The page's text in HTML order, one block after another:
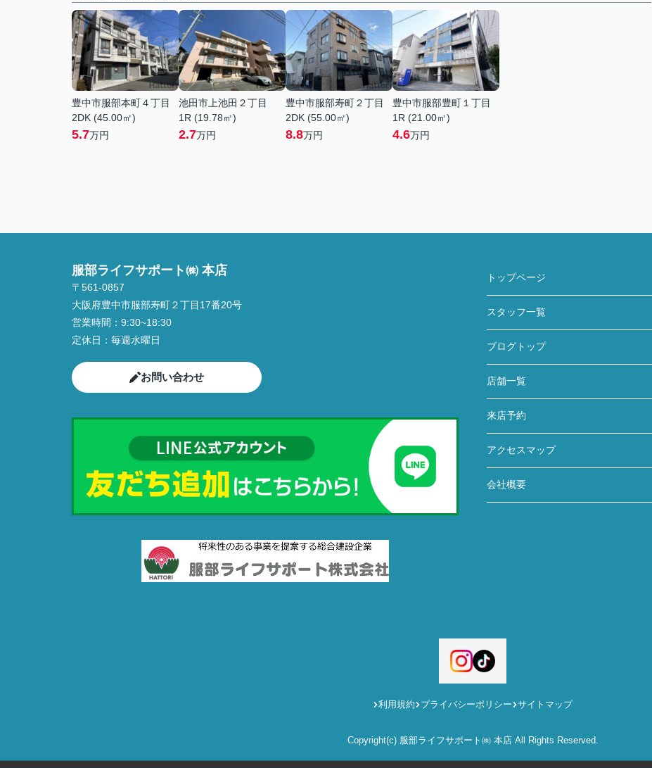
豊中市服部本町４丁目
2DK (45.00㎡)
5.7万円
池田市上池田２丁目
1R (19.78㎡)
2.7万円
豊中市服部寿町２丁目
2DK (55.00㎡)
8.8万円
豊中市服部豊町１丁目
1R (21.00㎡)
4.6万円
服部ライフサポート㈱ 本店
〒561-0857
大阪府豊中市服部寿町２丁目17番20号
営業時間： 9:30~18:30
定休日： 毎週水曜日
お問い合わせ
トップページ
スタッフ一覧
ブログトップ
店舗一覧
来店予約
アクセスマップ
会社概要
利用規約 プライバシーポリシー サイトマップ
Copyright(c) 服部ライフサポート㈱ 本店 All Rights Reserved.